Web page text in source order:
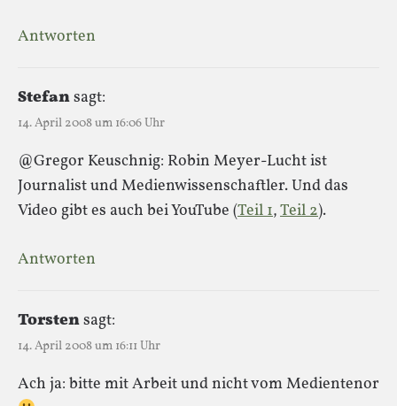
Antworten
Stefansagt:
14. April 2008 um 16:06 Uhr
@Gregor Keuschnig: Robin Meyer-Lucht ist
Journalist und Medienwissenschaftler. Und das
Video gibt es auch bei YouTube (Teil 1,Teil 2).
Antworten
Torstensagt:
14. April 2008 um 16:11 Uhr
Ach ja: bitte mit Arbeit und nicht vom Medientenor